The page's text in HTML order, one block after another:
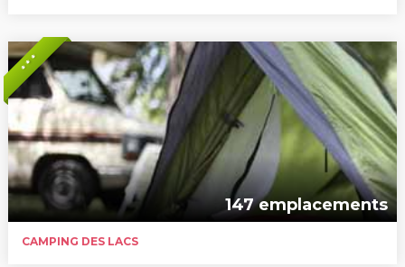
* * *
147 emplacements
CAMPING DES LACS